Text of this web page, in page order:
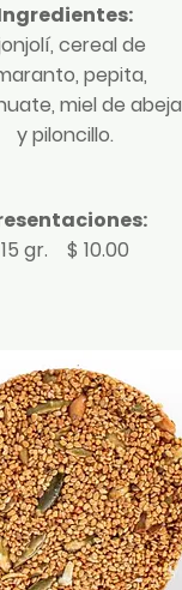
cereal de
pepita,
miel de abeja
y piloncillo.
15 gr. $ 10.00